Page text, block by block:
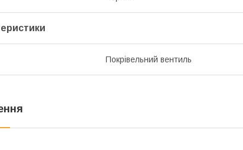
Покрівельний вентиль